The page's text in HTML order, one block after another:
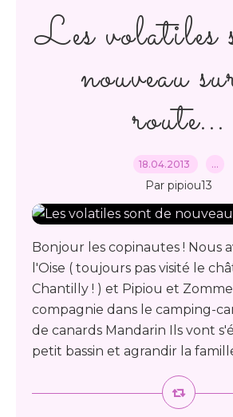
Les volatiles
nouveau
route...
18.04.2013 …
Par pipiou13
Bonjour les copinautes ! Nous
l'Oise ( toujours pas visité le
Chantilly ! ) et Pipiou et
compagnie dans le camping-
de canards Mandarin Ils vont
petit bassin et agrandir la